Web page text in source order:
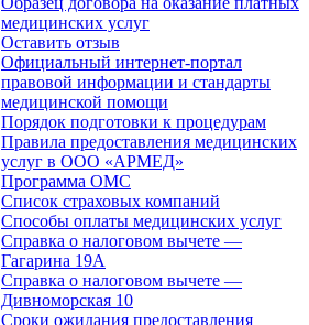
медицинских услуг
Оставить отзыв
Официальный интернет-портал
правовой информации и стандарты
медицинской помощи
Порядок подготовки к процедурам
Правила предоставления медицинских
услуг в ООО «АРМЕД»
Программа ОМС
Список страховых компаний
Способы оплаты медицинских услуг
Справка о налоговом вычете —
Гагарина 19А
Справка о налоговом вычете —
Дивноморская 10
Сроки ожидания предоставления